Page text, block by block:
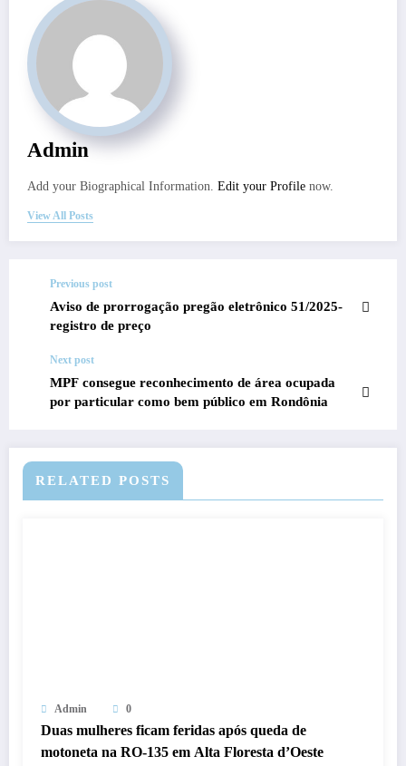
Admin
Add your Biographical Information. Edit your Profile now.
View All Posts
Previous post
Aviso de prorrogação pregão eletrônico 51/2025-
registro de preço
Next post
MPF consegue reconhecimento de área ocupada
por particular como bem público em Rondônia
RELATED POSTS
Admin 0
Duas mulheres ficam feridas após queda de
motoneta na RO-135 em Alta Floresta d’Oeste